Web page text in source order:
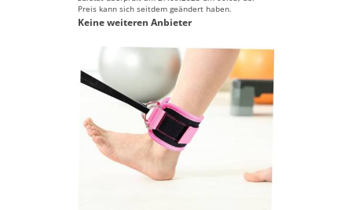
Preis kann sich seitdem geändert haben.
Keine weiteren Anbieter